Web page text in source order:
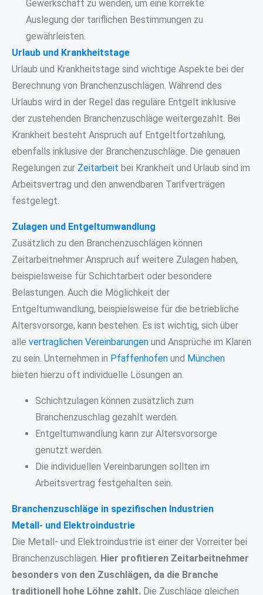
Gewerkschaft zu wenden, um eine korrekte
Auslegung der tariflichen Bestimmungen zu
gewährleisten.
Urlaub und Krankheitstage
Urlaub und Krankheitstage sind wichtige Aspekte bei der
Berechnung von Branchenzuschlägen. Während des
Urlaubs wird in der Regel das reguläre Entgelt inklusive
der zustehenden Branchenzuschläge weitergezahlt. Bei
Krankheit besteht Anspruch auf Entgeltfortzahlung,
ebenfalls inklusive der Branchenzuschläge. Die genauen
Regelungen zur Zeitarbeit bei Krankheit und Urlaub sind im
Arbeitsvertrag und den anwendbaren Tarifverträgen
festgelegt.
Zulagen und Entgeltumwandlung
Zusätzlich zu den Branchenzuschlägen können
Zeitarbeitnehmer Anspruch auf weitere Zulagen haben,
beispielsweise für Schichtarbeit oder besondere
Belastungen. Auch die Möglichkeit der
Entgeltumwandlung, beispielsweise für die betriebliche
Altersvorsorge, kann bestehen. Es ist wichtig, sich über
alle vertraglichen Vereinbarungen und Ansprüche im Klaren
zu sein. Unternehmen in Pfaffenhofen und München
bieten hierzu oft individuelle Lösungen an.
Schichtzulagen können zusätzlich zum
Branchenzuschlag gezahlt werden.
Entgeltumwandlung kann zur Altersvorsorge
genutzt werden.
Die individuellen Vereinbarungen sollten im
Arbeitsvertrag festgehalten sein.
Branchenzuschläge in spezifischen Industrien
Metall- und Elektroindustrie
Die Metall- und Elektroindustrie ist einer der Vorreiter bei
Branchenzuschlägen. Hier profitieren Zeitarbeitnehmer
besonders von den Zuschlägen, da die Branche
traditionell hohe Löhne zahlt. Die Zuschläge gleichen